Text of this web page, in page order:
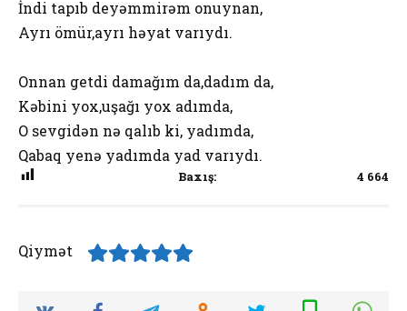
İndi tapıb deyəmmirəm onuynan,
Ayrı ömür,ayrı həyat varıydı.
Onnan getdi damağım da,dadım da,
Kəbini yox,uşağı yox adımda,
O sevgidən nə qalıb ki, yadımda,
Qabaq yenə yadımda yad varıydı.
Baxış: 4 664
Qiymət